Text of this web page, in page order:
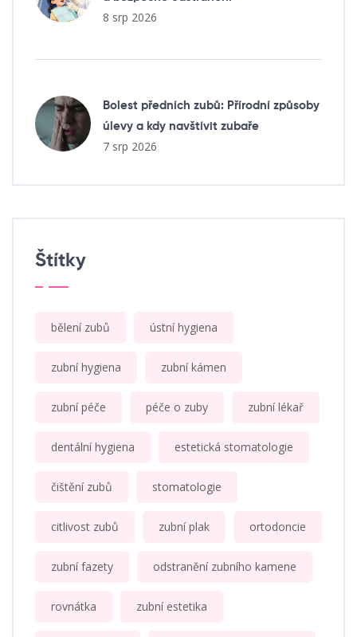
8 srp 2026
Bolest předních zubů: Přírodní způsoby
úlevy a kdy navštívit zubaře
7 srp 2026
Štítky
bělení zubů ústní hygiena
zubní hygiena zubní kámen
zubní péče péče o zuby zubní lékař
dentální hygiena estetická stomatologie
čištění zubů stomatologie
citlivost zubů zubní plak ortodoncie
zubní fazety odstranění zubního kamene
rovnátka zubní estetika